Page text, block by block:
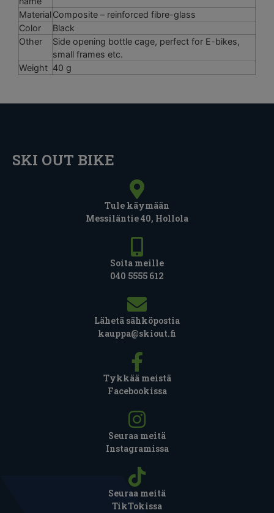
MaterialComposite – reinforced fibre-glass
Color
Black
Other
Side opening bottle cage, perfect for E-bikes,
small frames etc.
Weight 40 g
SKI OUT BIKE
Tule käymään
Messiläntie 40, Hollola
Soita meille
040 5555 612
Lähetä sähköpostia
kauppa@skiout.fi
Tykkää meistä
Facebookissa
Seuraa meitä
Instagramissa
Seuraa meitä
TikTokissa